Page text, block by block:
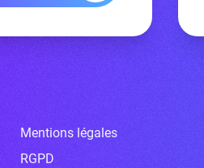
Mentions légales
RGPD